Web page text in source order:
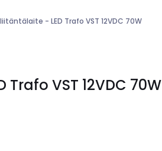
- LED Trafo VST 12VDC 70W
VST 12VDC 70W